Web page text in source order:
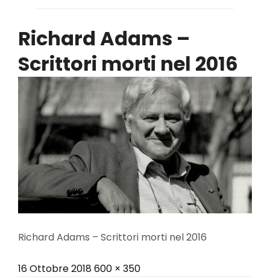
Richard Adams –
Scrittori morti nel 2016
Richard Adams – Scrittori morti nel 2016
Posted
16 Ottobre 2018Full
600 × 350